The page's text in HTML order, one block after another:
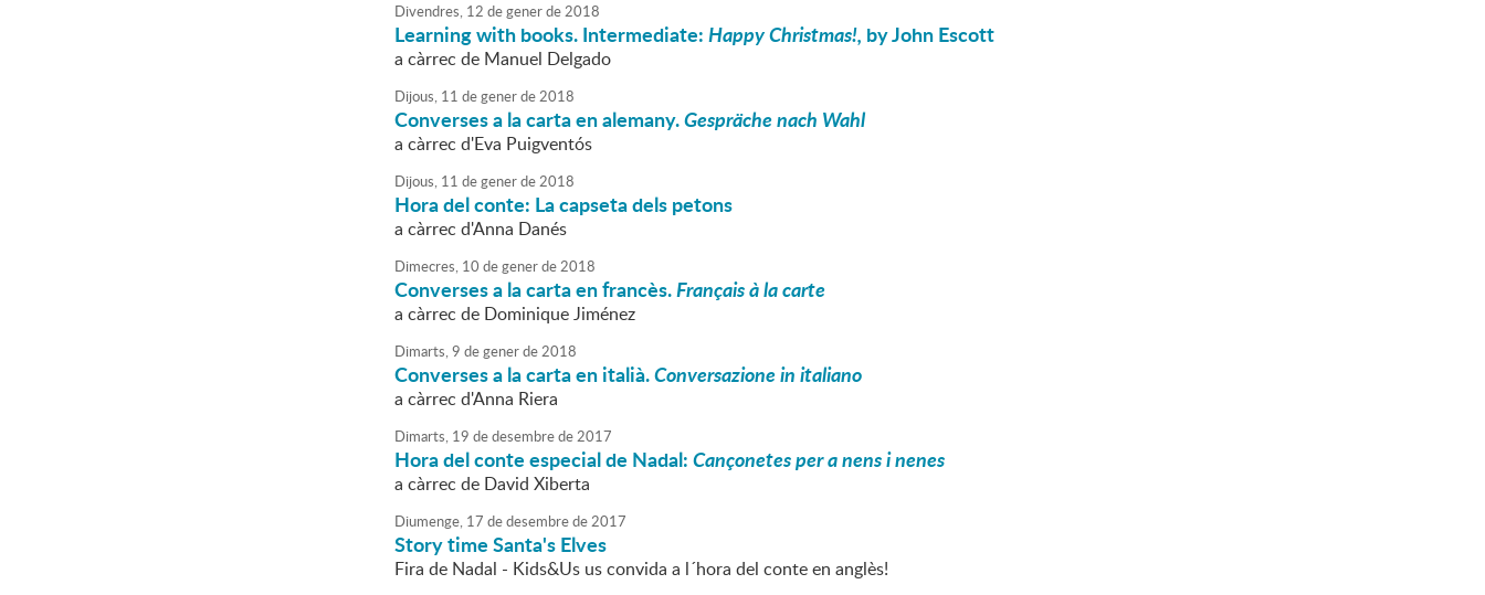
Divendres, 12 degenerde2018
Learning with books. Intermediate:Happy Christmas!, by John Escott
a càrrec de Manuel Delgado
Dijous, 11 degenerde2018
Converses a la carta en alemany.Gespräche nach Wahl
a càrrec d'Eva Puigventós
Dijous, 11 degenerde2018
Hora del conte: La capseta dels petons
a càrrec d'Anna Danés
Dimecres, 10 degenerde2018
Converses a la carta en francès.Français à la carte
a càrrec de Dominique Jiménez
Dimarts,9 degenerde2018
Converses a la carta en italià.Conversazione in italiano
a càrrec d'Anna Riera
Dimarts, 19 dedesembrede2017
Hora del conte especial de Nadal:Cançonetes per a nens i nenes
a càrrec de David Xiberta
Diumenge, 17 dedesembrede2017
Story time Santa's Elves
Fira de Nadal - Kids&Us us convida a l´hora del conte en anglès!